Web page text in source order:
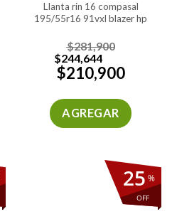
llanta rin 16 compasal
195/55r16 91vxl blazer hp
$281,900
$244,644
$210,900
AGREGAR
%
OFF
25